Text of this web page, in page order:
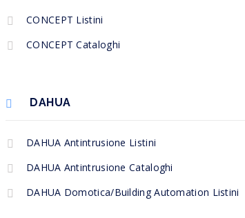
CONCEPT Listini
CONCEPT Cataloghi
DAHUA
DAHUA Antintrusione Listini
DAHUA Antintrusione Cataloghi
DAHUA Domotica/Building Automation Listini